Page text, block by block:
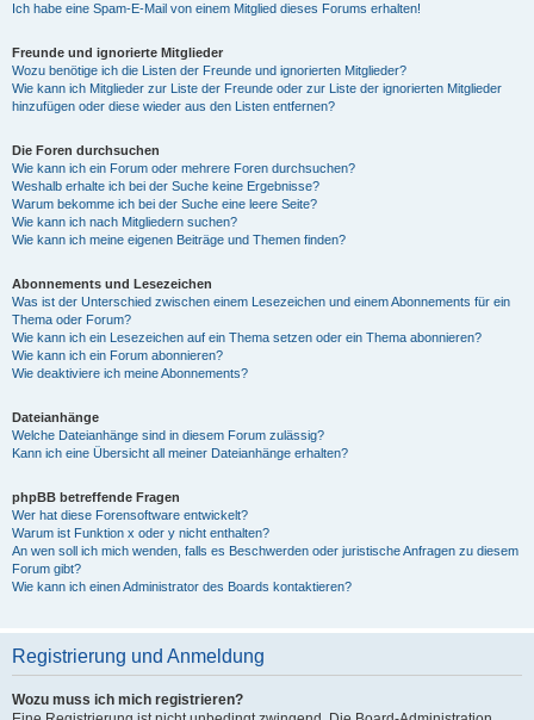
Ich habe eine Spam-E-Mail von einem Mitglied dieses Forums erhalten!
Freunde und ignorierte Mitglieder
Wozu benötige ich die Listen der Freunde und ignorierten Mitglieder?
Wie kann ich Mitglieder zur Liste der Freunde oder zur Liste der ignorierten Mitglieder
hinzufügen oder diese wieder aus den Listen entfernen?
Die Foren durchsuchen
Wie kann ich ein Forum oder mehrere Foren durchsuchen?
Weshalb erhalte ich bei der Suche keine Ergebnisse?
Warum bekomme ich bei der Suche eine leere Seite?
Wie kann ich nach Mitgliedern suchen?
Wie kann ich meine eigenen Beiträge und Themen finden?
Abonnements und Lesezeichen
Was ist der Unterschied zwischen einem Lesezeichen und einem Abonnements für ein
Thema oder Forum?
Wie kann ich ein Lesezeichen auf ein Thema setzen oder ein Thema abonnieren?
Wie kann ich ein Forum abonnieren?
Wie deaktiviere ich meine Abonnements?
Dateianhänge
Welche Dateianhänge sind in diesem Forum zulässig?
Kann ich eine Übersicht all meiner Dateianhänge erhalten?
phpBB betreffende Fragen
Wer hat diese Forensoftware entwickelt?
Warum ist Funktion x oder y nicht enthalten?
An wen soll ich mich wenden, falls es Beschwerden oder juristische Anfragen zu diesem
Forum gibt?
Wie kann ich einen Administrator des Boards kontaktieren?
Registrierung und Anmeldung
Wozu muss ich mich registrieren?